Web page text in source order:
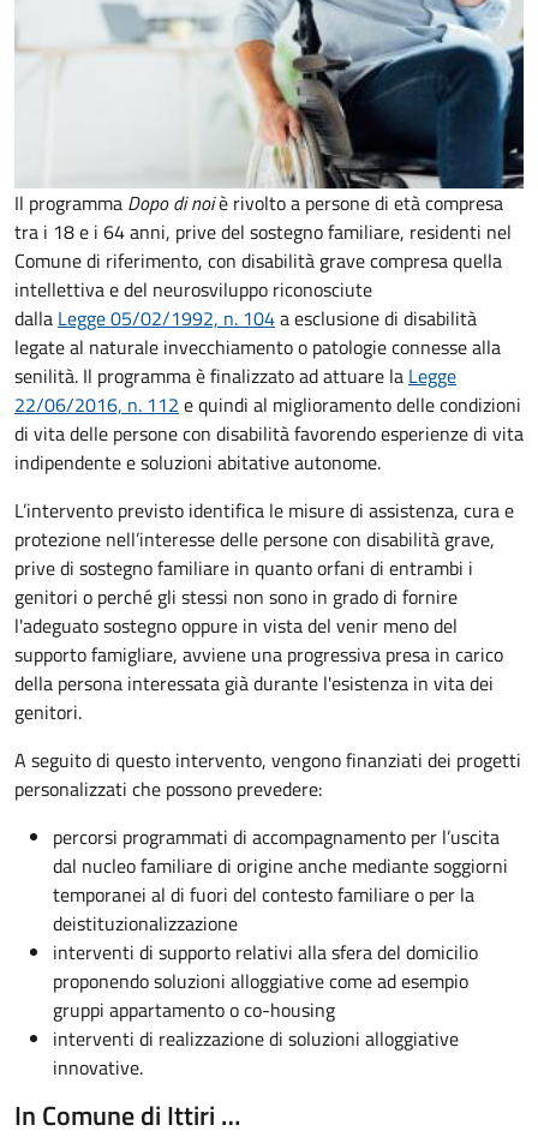
Il programma Dopo di noiè rivolto a persone di età compresa
tra i 18 e i 64 anni, prive del sostegno familiare, residenti nel
Comune di riferimento,​​​​​​ con disabilità grave compresa quella
intellettiva e del neurosviluppo riconosciute
dalla Legge 05/02/1992, n. 104a esclusione di disabilità
legate al naturale invecchiamento o patologie connesse alla
senilità. Il programma è finalizzato ad attuare la Legge
22/06/2016, n. 112 e quindi al miglioramento delle condizioni
di vita delle persone con disabilità favorendo esperienze di vita
indipendente e soluzioni abitative autonome.
L’intervento previsto identifica le misure di assistenza, cura e
protezione nell’interesse delle persone con disabilità grave,
prive di sostegno familiare in quanto orfani di entrambi i
genitori o perché gli stessi non sono in grado di fornire
l'adeguato sostegno oppure in vista del venir meno del
supporto famigliare, avviene una progressiva presa in carico
della persona interessata già durante l'esistenza in vita dei
genitori.
A seguito di questo intervento, vengono finanziati dei progetti
personalizzati che possono prevedere:
percorsi programmati di accompagnamento per l’uscita
dal nucleo familiare di origine anche mediante soggiorni
temporanei al di fuori del contesto familiare o per la
deistituzionalizzazione
interventi di supporto relativi alla sfera del domicilio
proponendo soluzioni alloggiative come ad esempio
gruppi appartamento o co-housing
interventi di realizzazione di soluzioni alloggiative
innovative.
In Comune di Ittiri …